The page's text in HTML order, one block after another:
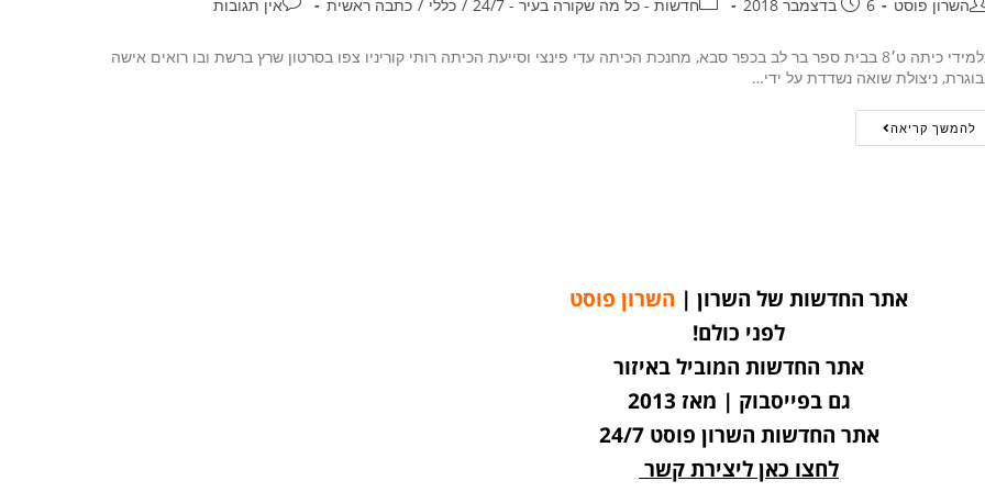
השרון פוסט 6 בדצמבר 2018 חדשות - כל מה שקורה בעיר - 24/7 / כללי / כתבה ראשית אין תגובות
תלמידי כיתה ט׳8 בבית ספר בר לב בכפר סבא, מחנכת הכיתה עדי פינצי וסייעת הכיתה רותי קוריניו צפו בסרטון שרץ ברשת ובו רואים אישה
ניצולת שואה נשדדת על ידי…
להמשך קריאה
אתר החדשות של השרון | השרון פוסט
לפני כולם!
אתר החדשות המוביל באיזור
גם בפייסבוק | מאז 2013
אתר החדשות השרון פוסט 24/7
לחצו כאן ליצירת קשר